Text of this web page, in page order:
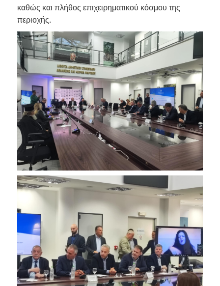
καθώς και πλήθος επιχειρηματικού κόσμου της
περιοχής.